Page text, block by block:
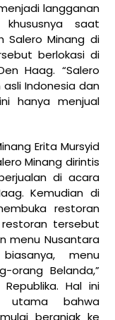
langganan
saat
Salero Minang di
berlokasi di
Haag. “Salero
Indonesia dan
hanya menjual
Erita Mursyid
Minang dirintis
di acara
Kemudian di
restoran
tersebut
menu Nusantara
menu
orang Belanda,”
Hal ini
utama bahwa
beranjak ke